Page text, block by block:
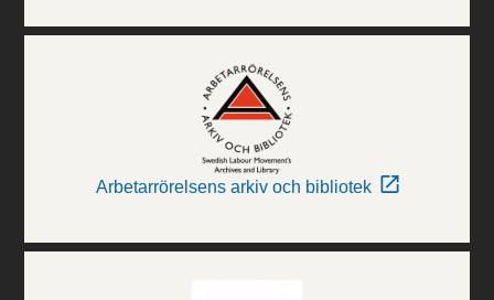
Arbetarrörelsens arkiv och bibliotek